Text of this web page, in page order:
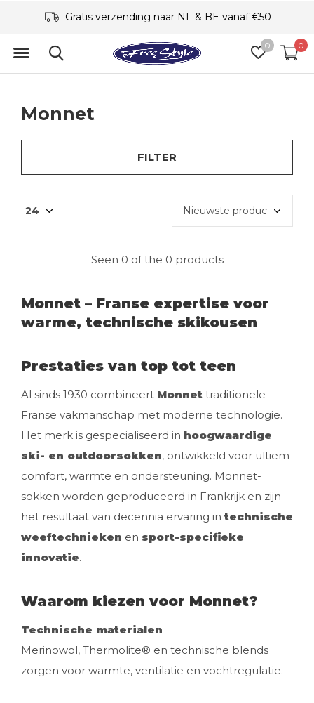
0 0
Gratis verzending naar NL & BE vanaf €50
Monnet
FILTER
Seen 0 of the 0 products
Monnet – Franse expertise voor
warme, technische skikousen
Prestaties van top tot teen
Al sinds 1930 combineert Monnet traditionele
Franse vakmanschap met moderne technologie.
Het merk is gespecialiseerd in hoogwaardige
ski- en outdoorsokken, ontwikkeld voor ultiem
comfort, warmte en ondersteuning. Monnet-
sokken worden geproduceerd in Frankrijk en zijn
het resultaat van decennia ervaring in technische
weeftechnieken en sport-specifieke
innovatie.
Waarom kiezen voor Monnet?
Technische materialen
Merinowol, Thermolite® en technische blends
zorgen voor warmte, ventilatie en vochtregulatie.